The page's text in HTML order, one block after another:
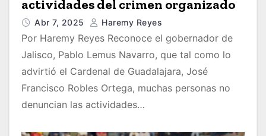
actividades del crimen organizado
Abr 7, 2025 Haremy Reyes
Por Haremy Reyes Reconoce el gobernador de
Jalisco, Pablo Lemus Navarro, que tal como lo
advirtió el Cardenal de Guadalajara, José
Francisco Robles Ortega, muchas personas no
denuncian las actividades…